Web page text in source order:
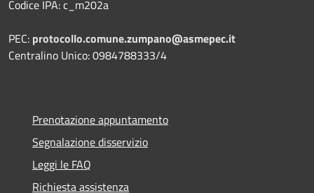
Codice IPA: c_m202a
PEC: protocollo.comune.zumpano@asmepec.it
Centralino Unico: 0984788333/4
Prenotazione appuntamento
Segnalazione disservizio
Leggi le FAQ
Richiesta assistenza